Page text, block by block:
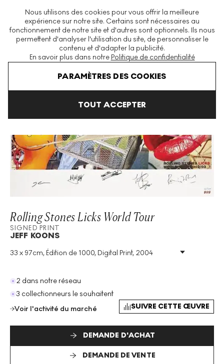
Nous utilisons des cookies pour vous offrir la meilleure
expérience sur notre site. Certains sont nécessaires au
fonctionnement de notre site et d'autres sont optionnels. Ils nous
permettent d'analyser l'utilisation du site, de personnaliser le
contenu et d'adapter la publicité.
En savoir plus dans notre Politique de confidentialité
PARAMÈTRES DES COOKIES
TOUT ACCEPTER
La plus grande plateforme mondiale d'estampes et éditions
modernes et contemporaines
Jeff Koons Rolling Stones Licks World Tour
Rolling Stones Licks World Tour
SIGNED PRINT
JEFF KOONS
33 x 97cm, Édition de 1000, Digital Print, 2004
Technique
Digital Print
Année: 2004
Taille
H 33cm X W 97cm
Format : Signed Print
2 dans notre réseau
3 collectionneurs le souhaitent
Voir l'activité du marché
SUIVRE CETTE ŒUVRE
DEMANDE D'ACHAT
DEMANDE DE VENTE